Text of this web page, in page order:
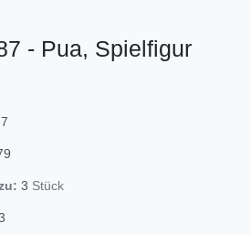
- Pua, Spielfigur
3 Stück